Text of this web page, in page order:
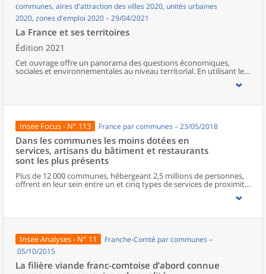
communes, aires d'attraction des villes 2020, unités urbaines
2020, zones d'emploi 2020 – 29/04/2021
La France et ses territoires
Édition 2021
Cet ouvrage offre un panorama des questions économiques,
sociales et environnementales au niveau territorial. En utilisant les
disparités géographiques en France, sur les forces et faiblesses des
population.
Insee Focus - N° 113 France par communes – 23/05/2018
Dans les communes les moins dotées en
services, artisans du bâtiment et restaurants
sont les plus présents
Plus de 12 000 communes, hébergeant 2,5 millions de personnes,
offrent en leur sein entre un et cinq types de services de proximité.
Dans ces communes, les artisans et les restaurants sont les plus
boulangeries ou les supérettes, n’apparaissent de façon
services de proximité. Quant aux services médicaux, ils sont situés
dans des communes bénéficiant d’un nombre d’équipements
encore plus large. Aux communes qui possèdent au moins un
possèdent aucun. Elles abritent 162 000 habitants.
Insee Analyses - N° 11
Franche-Comté par communes –
05/10/2015
La filière viande franc-comtoise d’abord connue